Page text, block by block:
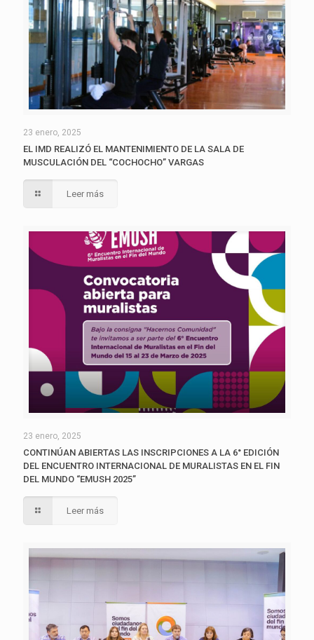
23 enero, 2025
EL IMD REALIZÓ EL MANTENIMIENTO DE LA SALA DE
MUSCULACIÓN DEL “COCHOCHO” VARGAS
Leer más
23 enero, 2025
CONTINÚAN ABIERTAS LAS INSCRIPCIONES A LA 6° EDICIÓN
DEL ENCUENTRO INTERNACIONAL DE MURALISTAS EN EL FIN
DEL MUNDO “EMUSH 2025”
Leer más